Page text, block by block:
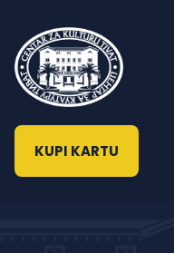
KUPI KARTU